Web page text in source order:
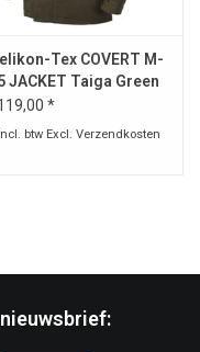
Tex COVERT M-
JACKET Taiga Green
*
btw Excl. Verzendkosten